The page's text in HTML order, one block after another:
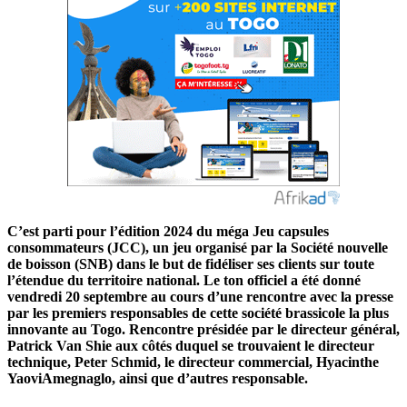
C’est parti pour l’édition 2024 du méga Jeu capsules
consommateurs (JCC), un jeu organisé par la Société nouvelle
de boisson (SNB) dans le but de fidéliser ses clients sur toute
l’étendue du territoire national. Le ton officiel a été donné
vendredi 20 septembre au cours d’une rencontre avec la presse
par les premiers responsables de cette société brassicole la plus
innovante au Togo. Rencontre présidée par le directeur général,
Patrick Van Shie aux côtés duquel se trouvaient le directeur
technique, Peter Schmid, le directeur commercial, Hyacinthe
YaoviAmegnaglo, ainsi que d’autres responsable.